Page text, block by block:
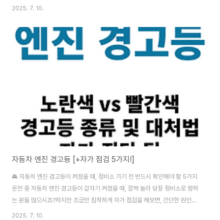
차, 수소차 중 어떤 차가 나에게 적합한지는 고민이 많을 수밖에 없죠.이 포스팅
도움이 될 수 있도록 자세히 비교해드립니다. 2025 전기차 충전요금 인상 확
정[완속·급속 요금 비교와 절감법] - 인폼카전기차 보급이 증가하면서 이제는
'유지비가 저렴하다'는 인식 하나만으로는 선택하기 어려운 시대입니다.
2025. 7. 10.
자동차 엔진 경고등 [+자가 점검 5가지!]
🚘 자동차 엔진 경고등이 켜졌을 때, 정비소 가기 전 반드시 확인해야 할 5가지
운전 중 자동차 엔진 경고등이 갑자기 켜졌을 때, 깜짝 놀라 당장 정비소로 향하
는 분들 많으시죠?하지만 조금만 침착하게 자가 점검을 해보면, 간단한 원인으
로 스스로 해결할 수 있는 경우가 꽤 많습니다.오늘은 자동차 엔진 경고등이 켜
2025. 7. 10.